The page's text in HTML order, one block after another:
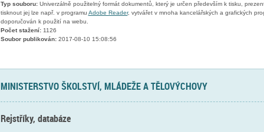
Typ souboru:Univerzálně použitelný formát dokumentů, který je určen především k tisku,
tisknout jej lze např. v programu Adobe Reader, vytvářet v mnoha kancelářských a grafických
doporučován k použití na webu.
Počet stažení:1126
Soubor publikován:2017-08-10 15:08:56
MINISTERSTVO ŠKOLSTVÍ, MLÁDEŽE A TĚLOVÝCHOVY
Rejstříky, databáze